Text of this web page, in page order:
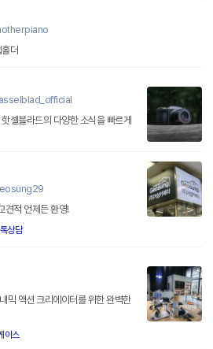
더
셀블라드의 다양한 소식을 빠르게
견적 언제든 환영!
상담
믹 액션 크리에이터를 위한 완벽한
이스